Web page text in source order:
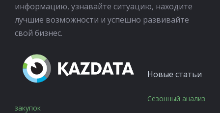
информацию, узнавайте ситуацию, находите
лучшие возможности и успешно развивайте
свой бизнес.
Новые статьи
Сезонный анализ
закупок